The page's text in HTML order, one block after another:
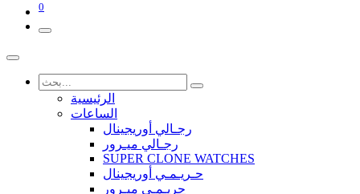
0
الرئيسية
الساعات
رجـالي أوريجينال
رجـالي ميـرور
SUPER CLONE WATCHES
حـريـمـي أوريجينال
حريـمـي ميـرور